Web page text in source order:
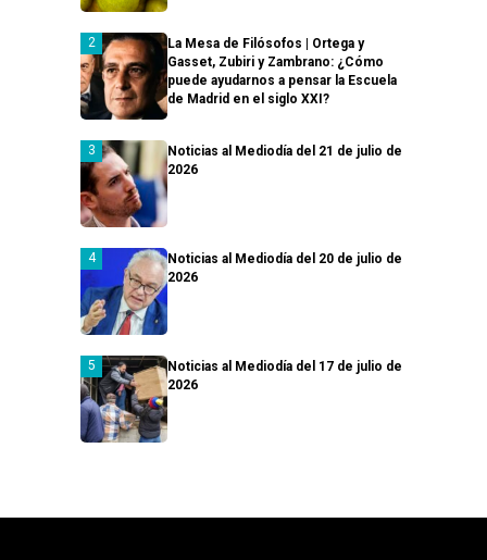
La Mesa de Filósofos | Ortega y
Gasset, Zubiri y Zambrano: ¿Cómo
puede ayudarnos a pensar la Escuela
de Madrid en el siglo XXI?
Noticias al Mediodía del 21 de julio de
2026
Noticias al Mediodía del 20 de julio de
2026
Noticias al Mediodía del 17 de julio de
2026